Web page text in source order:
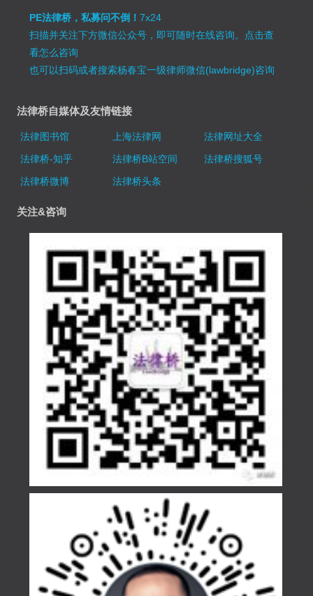
PE法律桥，私募问不倒！7x24
扫描并关注下方微信公众号，即可随时在线咨询。 点击查
看怎么咨询
也可以扫码或者搜索杨春宝一级律师微信(lawbridge)咨询
法律桥自媒体及友情链接
法律图书馆 上海法律网
法律网址大全
法律桥-知乎
法律桥B站空间
法律桥搜狐号
法律桥微博
法律桥头条
关注&咨询